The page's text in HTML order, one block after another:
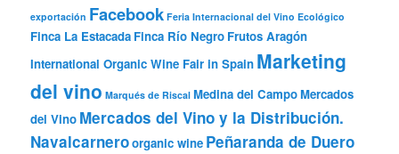
exportación Facebook Feria Internacional del Vino Ecológico
Finca La Estacada Finca Río Negro Frutos Aragón
International Organic Wine Fair in Spain Marketing
del vino Marqués de Riscal Medina del CampoMercados
del Vino Mercados del Vino y la Distribución.
Navalcarneroorganic wine Peñaranda de Duero